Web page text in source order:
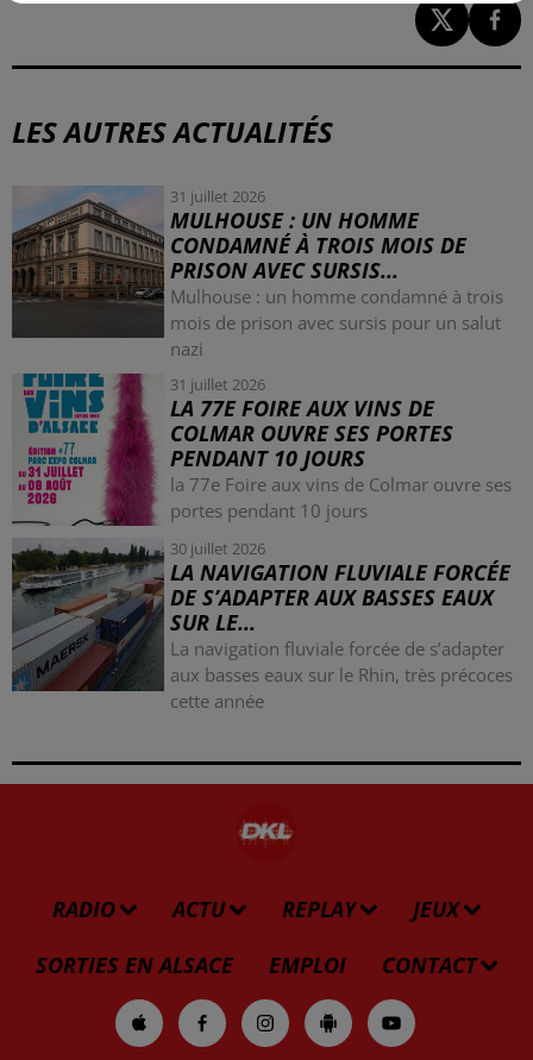
LES AUTRES ACTUALITÉS
31 juillet 2026
MULHOUSE : UN HOMME
CONDAMNÉ À TROIS MOIS DE
PRISON AVEC SURSIS...
Mulhouse : un homme condamné à trois
mois de prison avec sursis pour un salut
nazi
31 juillet 2026
LA 77E FOIRE AUX VINS DE
COLMAR OUVRE SES PORTES
PENDANT 10 JOURS
la 77e Foire aux vins de Colmar ouvre ses
portes pendant 10 jours
30 juillet 2026
LA NAVIGATION FLUVIALE FORCÉE
DE S’ADAPTER AUX BASSES EAUX
SUR LE...
La navigation fluviale forcée de s’adapter
aux basses eaux sur le Rhin, très précoces
cette année
RADIO ACTU REPLAY
JEUX
SORTIES EN ALSACE
EMPLOI CONTACT